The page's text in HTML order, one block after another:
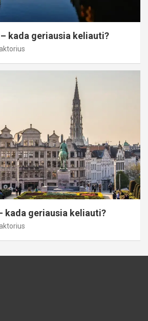
kada geriausia keliauti?
kada geriausia keliauti?